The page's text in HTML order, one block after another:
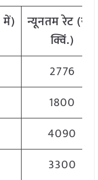
में) न्यूनतमरेट (रु
क्विं.)
2776
1800
4090
3300